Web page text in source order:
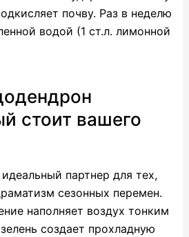
почву. Раз в неделю
водой (1 ст.л. лимонной
стоит вашего
партнер для тех,
сезонных перемен.
наполняет воздух тонким
создает прохладную